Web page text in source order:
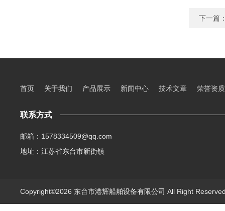
下一篇
首页 关于我们 产品展示 新闻中心 技术文章 荣誉资质
联系方式
邮箱：1578334509@qq.com
地址：江苏省东台市新街镇
Copyright©2026 东台市港辉船舶设备有限公司 All Right